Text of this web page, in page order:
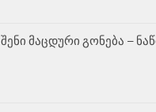
შენი მაცდური გონება –